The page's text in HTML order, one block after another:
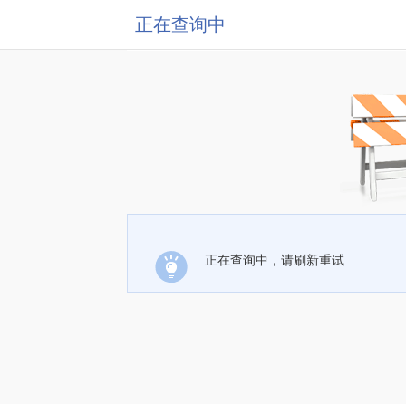
正在查询中
正在查询中，请刷新重试